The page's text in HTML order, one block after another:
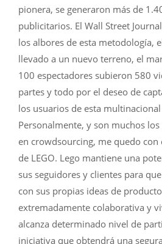
pionera, se generaron más de
publicitarios. El Wall Street
los albores de esta metodología,
llevado a un nuevo terreno, el
100 espectadores subieron 580
partes y todo por el deseo de
los usuarios de esta
Personalmente, y son muchos
en crowdsourcing, me quedo
de LEGO. Lego mantiene una
sus seguidores y clientes para
con sus propias ideas de
extremadamente colaborativa y
alcanza determinado nivel de
iniciativa que obtendrá una